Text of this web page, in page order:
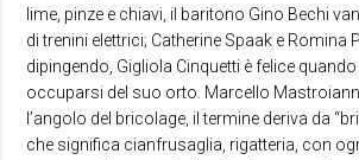
lime, pinze e chiavi, il baritono Gino Bechi
di trenini elettrici; Catherine Spaak e Romina
dipingendo, Gigliola Cinquetti è felice
occuparsi del suo orto. Marcello
l’angolo del bricolage, il termine deriva da
che significa cianfrusaglia, rigatteria, con